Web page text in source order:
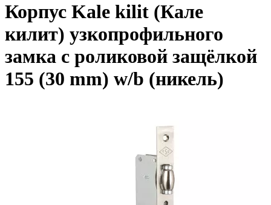
Корпус Kale kilit (Кале
килит) узкопрофильного
замка с роликовой защёлкой
155 (30 mm) w/b (никель)